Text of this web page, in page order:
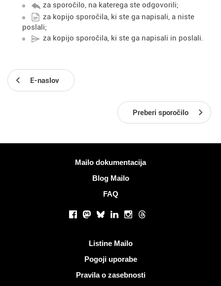
za sporočilo, na katerega ste odgovorili;
za kopijo sporočila, ki ste ga napisali, a niste
poslali;
za kopijo sporočila, ki ste ga napisali in poslali.
E-naslov
Preberi sporočilo
Mailo dokumentacija
Blog Mailo
FAQ
Facebook
Mastodon
BlueskyLinkedInInstagram
Threads
Listine Mailo
Pogoji uporabe
Pravila o zasebnosti